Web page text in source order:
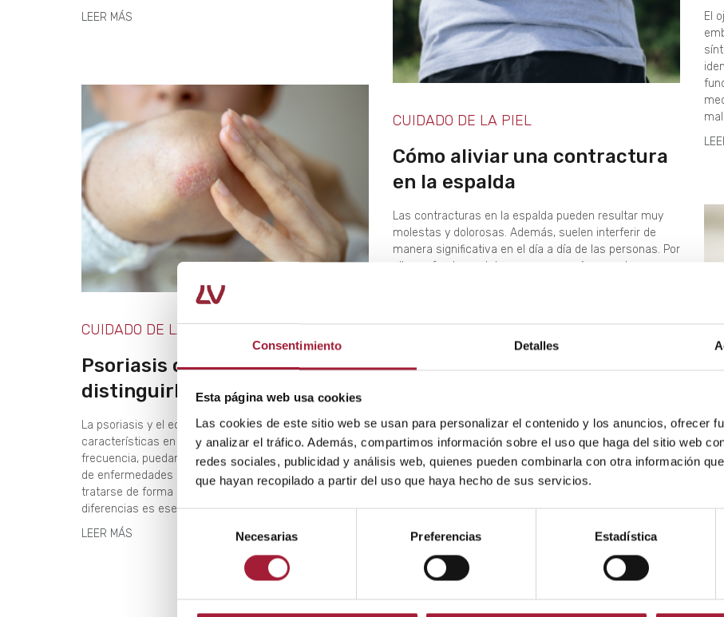
Consentimiento Detalles
Esta página web usa cookies
Las cookies de este sitio web se usan para personalizar el contenido y los anuncios, ofrecer
y analizar el tráfico. Además, compartimos información sobre el uso que haga del sitio web
redes sociales, publicidad y análisis web, quienes pueden combinarla con otra información
que hayan recopilado a partir del uso que haya hecho de sus servicios.
consentimiento
Necesarias Preferencias Estadística
El
LEER MÁS
CUIDADO DE LA PIEL
Cómo aliviar una contractura
en la espalda
Las contracturas en la espalda pueden resultar muy
molestas y dolorosas. Además, suelen interferir de
manera significativa en el día a día de las personas. Por
ello, es fundamental conocer por qué se producen y
LEER MÁS
CUIDADO DE LA PIEL
Psoriasis o eczema: ¿cómo
distinguirlos?
La psoriasis y el eczema tienen muchas
características en común. Esto hace que, con
frecuencia, puedan confundirse. Sin embargo, se trata
de enfermedades de la piel distintas, por lo que deben
tratarse de forma específica. Conocer cuáles son sus
diferencias es esencial para poder identificarlas.
LEER MÁS